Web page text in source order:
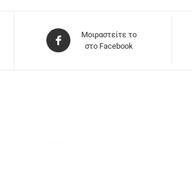
Μοιραστείτε το
στο Facebook